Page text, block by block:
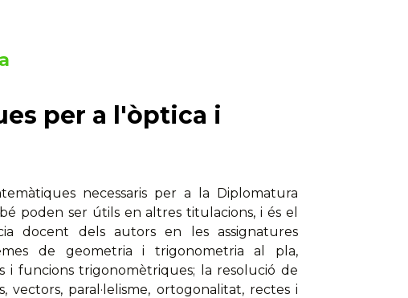
per a l'òptica i
necessaris per a la Diplomatura
poden ser útils en altres titulacions, i és el
docent dels autors en les assignatures
de geometria i trigonometria al pla,
i funcions trigonomètriques; la resolució de
paral·lelisme, ortogonalitat, rectes i